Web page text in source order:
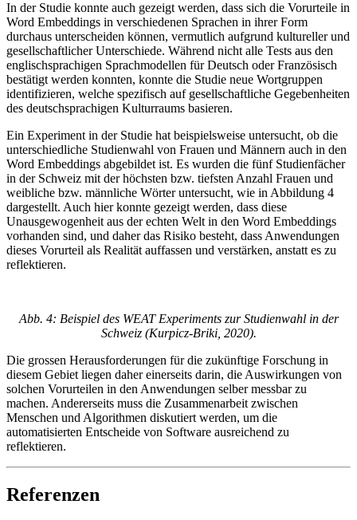
In der Studie konnte auch gezeigt werden, dass sich die Vorurteile in
Word Embeddings in verschiedenen Sprachen in ihrer Form
durchaus unterscheiden können, vermutlich aufgrund kultureller und
gesellschaftlicher Unterschiede. Während nicht alle Tests aus den
englischsprachigen Sprachmodellen für Deutsch oder Französisch
bestätigt werden konnten, konnte die Studie neue Wortgruppen
identifizieren, welche spezifisch auf gesellschaftliche Gegebenheiten
des deutschsprachigen Kulturraums basieren.
Ein Experiment in der Studie hat beispielsweise untersucht, ob die
unterschiedliche Studienwahl von Frauen und Männern auch in den
Word Embeddings abgebildet ist. Es wurden die fünf Studienfächer
in der Schweiz mit der höchsten bzw. tiefsten Anzahl Frauen und
weibliche bzw. männliche Wörter untersucht, wie in Abbildung 4
dargestellt. Auch hier konnte gezeigt werden, dass diese
Unausgewogenheit aus der echten Welt in den Word Embeddings
vorhanden sind, und daher das Risiko besteht, dass Anwendungen
dieses Vorurteil als Realität auffassen und verstärken, anstatt es zu
reflektieren.
Abb. 4: Beispiel des WEAT Experiments zur Studienwahl in der
Schweiz (Kurpicz-Briki, 2020).
Die grossen Herausforderungen für die zukünftige Forschung in
diesem Gebiet liegen daher einerseits darin, die Auswirkungen von
solchen Vorurteilen in den Anwendungen selber messbar zu
machen. Andererseits muss die Zusammenarbeit zwischen
Menschen und Algorithmen diskutiert werden, um die
automatisierten Entscheide von Software ausreichend zu
reflektieren.
Referenzen